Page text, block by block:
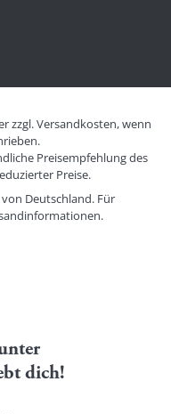
zzgl. Versandkosten, wenn
Preisempfehlung des
Preise.
Deutschland. Für
dich!